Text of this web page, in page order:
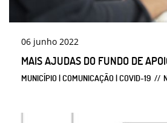
06 junho 2022
MAIS AJUDAS DO FUNDO DE
MUNICÍPIO | COMUNICAÇÃO | COVID-19